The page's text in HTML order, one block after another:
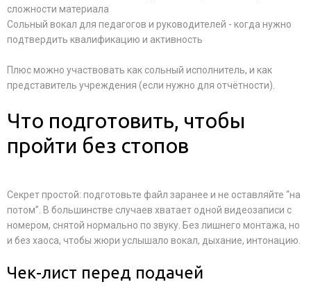
сложности материала
Сольный вокал для педагогов и руководителей - когда нужно
подтвердить квалификацию и активность
Плюс можно участвовать как сольный исполнитель, и как
представитель учреждения (если нужно для отчётности).
Что подготовить, чтобы
пройти без стопов
Секрет простой: подготовьте файл заранее и не оставляйте “на
потом”. В большинстве случаев хватает одной видеозаписи с
номером, снятой нормально по звуку. Без лишнего монтажа, но
и без хаоса, чтобы жюри услышало вокал, дыхание, интонацию.
Чек-лист перед подачей